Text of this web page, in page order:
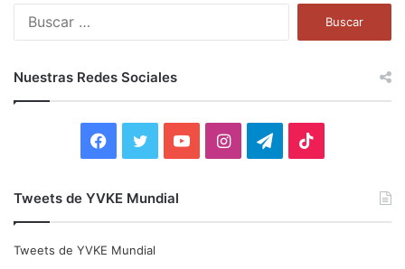
:
Nuestras Redes Sociales
e
t
I
Tweets de YVKE Mundial
Tweets de YVKE Mundial